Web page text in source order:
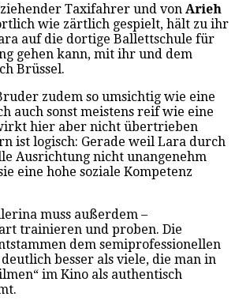
Taxifahrer und von Arieh
wie zärtlich gespielt, hält zu ihr
auf die dortige Ballettschule für
gehen kann, mit ihr und dem
Brüssel.
zudem so umsichtig wie eine
auch sonst meistens reif wie eine
hier aber nicht übertrieben
ist logisch: Gerade weil Lara durch
Ausrichtung nicht unangenehm
eine hohe soziale Kompetenz
muss außerdem –
trainieren und proben. Die
dem semiprofessionellen
besser als viele, die man in
im Kino als authentisch